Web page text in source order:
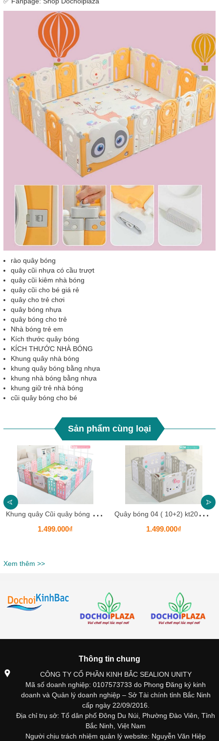
rào quây bóng
quây cũi nhựa có cầu trượt
quây cũi kiêm nhà bóng
quây cũi cho bé giá rẻ
quây cho trẻ chơi
quây bóng nhựa
quây bóng cho trẻ
Nhà bóng trẻ em
Kích thước quây bóng
KÍCH THƯỚC NHÀ BÓNG
Khung quây nhà bóng
khung quây bóng bằng nhựa
khung nhà bóng bằng nhựa
khung giữ trẻ nhà bóng
cũi quây bóng cho bé
Sản phẩm cùng loại
K
hung quây Cũi quây bóng mèo kitty KBKTK03 Cao cấp cho bé bằng nhựa HDPE
1.499.000₫
Q
uây bóng 04 ( 10+2) kt201 HKCQB9
1.499.000₫
Xem thêm >>
Thông tin chung
CÔNG TY CỔ PHẦN KINH BẮC SEALION UNITY
Mã số doanh nghiệp: 0107573733 do Phong Đăng ký kinh
doanh và Quản lý doanh nghiệp – Sở Tài chính tỉnh Bắc Ninh
cấp ngày 22/09/2016.
Địa chỉ trụ sở: Tổ dân phố Đông Du Núi, Phường Đào Viên, Tỉnh
Bắc Ninh, Việt Nam
Người chịu trách nhiệm quản lý website: Nguyễn Văn Hiệp